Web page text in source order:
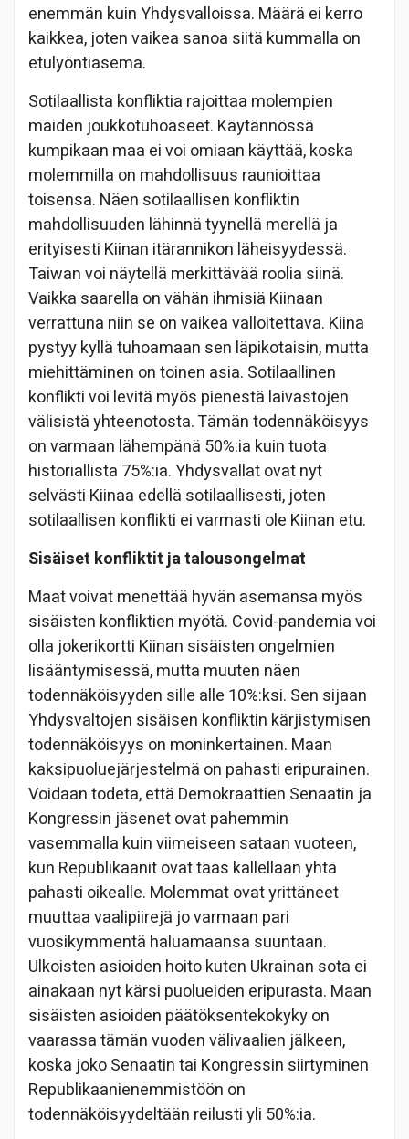
enemmän kuin Yhdysvalloissa. Määrä ei kerro
kaikkea, joten vaikea sanoa siitä kummalla on
etulyöntiasema.
Sotilaallista konfliktia rajoittaa molempien
maiden joukkotuhoaseet. Käytännössä
kumpikaan maa ei voi omiaan käyttää, koska
molemmilla on mahdollisuus raunioittaa
toisensa. Näen sotilaallisen konfliktin
mahdollisuuden lähinnä tyynellä merellä ja
erityisesti Kiinan itärannikon läheisyydessä.
Taiwan voi näytellä merkittävää roolia siinä.
Vaikka saarella on vähän ihmisiä Kiinaan
verrattuna niin se on vaikea valloitettava. Kiina
pystyy kyllä tuhoamaan sen läpikotaisin, mutta
miehittäminen on toinen asia. Sotilaallinen
konflikti voi levitä myös pienestä laivastojen
välisistä yhteenotosta. Tämän todennäköisyys
on varmaan lähempänä 50%:ia kuin tuota
historiallista 75%:ia. Yhdysvallat ovat nyt
selvästi Kiinaa edellä sotilaallisesti, joten
sotilaallisen konflikti ei varmasti ole Kiinan etu.
Sisäiset konfliktit ja talousongelmat
Maat voivat menettää hyvän asemansa myös
sisäisten konfliktien myötä. Covid-pandemia voi
olla jokerikortti Kiinan sisäisten ongelmien
lisääntymisessä, mutta muuten näen
todennäköisyyden sille alle 10%:ksi. Sen sijaan
Yhdysvaltojen sisäisen konfliktin kärjistymisen
todennäköisyys on moninkertainen. Maan
kaksipuoluejärjestelmä on pahasti eripurainen.
Voidaan todeta, että Demokraattien Senaatin ja
Kongressin jäsenet ovat pahemmin
vasemmalla kuin viimeiseen sataan vuoteen,
kun Republikaanit ovat taas kallellaan yhtä
pahasti oikealle. Molemmat ovat yrittäneet
muuttaa vaalipiirejä jo varmaan pari
vuosikymmentä haluamaansa suuntaan.
Ulkoisten asioiden hoito kuten Ukrainan sota ei
ainakaan nyt kärsi puolueiden eripurasta. Maan
sisäisten asioiden päätöksentekokyky on
vaarassa tämän vuoden välivaalien jälkeen,
koska joko Senaatin tai Kongressin siirtyminen
Republikaanienemmistöön on
todennäköisyydeltään reilusti yli 50%:ia.